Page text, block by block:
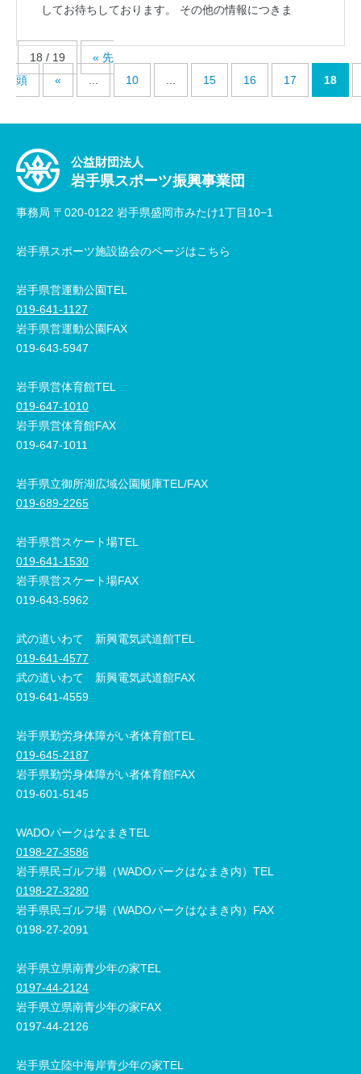
してお待ちしております。 その他の情報につきま
18 / 19
« 先
頭
« 10 15 16 17 18
公益財団法人
岩手県スポーツ振興事業団
事務局 〒020-0122 岩手県盛岡市みたけ1丁目10−1
岩手県スポーツ施設協会のページはこちら
岩手県営運動公園TEL
019-641-1127
岩手県営運動公園FAX
019-643-5947
岩手県営体育館TEL
019-647-1010
岩手県営体育館FAX
019-647-1011
岩手県立御所湖広域公園艇庫TEL/FAX
019-689-2265
岩手県営スケート場TEL
019-641-1530
岩手県営スケート場FAX
019-643-5962
武の道いわて 新興電気武道館TEL
019-641-4577
武の道いわて 新興電気武道館FAX
019-641-4559
岩手県勤労身体障がい者体育館TEL
019-645-2187
岩手県勤労身体障がい者体育館FAX
019-601-5145
WADOパークはなまきTEL
0198-27-3586
岩手県民ゴルフ場（WADOパークはなまき内）TEL
0198-27-3280
岩手県民ゴルフ場（WADOパークはなまき内）FAX
0198-27-2091
岩手県立県南青少年の家TEL
0197-44-2124
岩手県立県南青少年の家FAX
0197-44-2126
岩手県立陸中海岸青少年の家TEL